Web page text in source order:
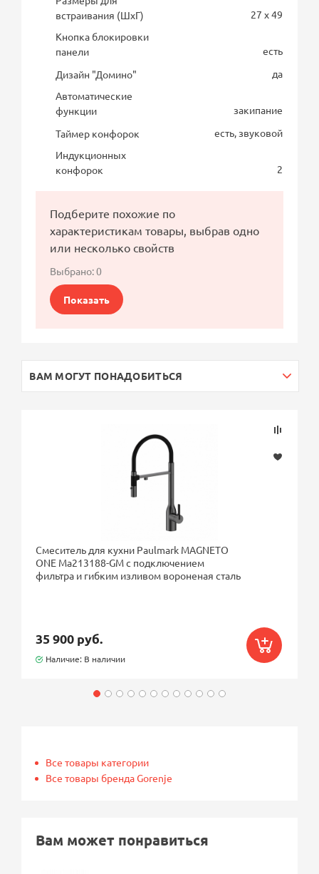
встраивания (ШхГ)
27 x 49
Кнопка блокировки
панели
есть
Дизайн "Домино"
да
Автоматические
функции
закипание
Таймер конфорок
есть, звуковой
Индукционных
конфорок
2
Подберите похожие по
характеристикам товары, выбрав одно
или несколько свойств
Выбрано:0
Показать
ВАМ МОГУТ ПОНАДОБИТЬСЯ
Смеситель для кухни Paulmark MAGNETO
ONE Ma213188-GM с подключением
фильтра и гибким изливом вороненая сталь
35 900 руб.
Наличие: В наличии
Все товары категории
Все товары бренда Gorenje
Вам может понравиться